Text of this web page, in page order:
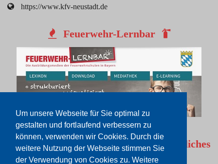
Um unsere Webseite für Sie optimal zu
gestalten und fortlaufend verbessern zu
können, verwenden wir Cookies. Durch die
weitere Nutzung der Webseite stimmen Sie
der Verwendung von Cookies zu. Weitere
https://www.kfv-neustadt.de
Feuerwehr-Lernbar
Rechtliches